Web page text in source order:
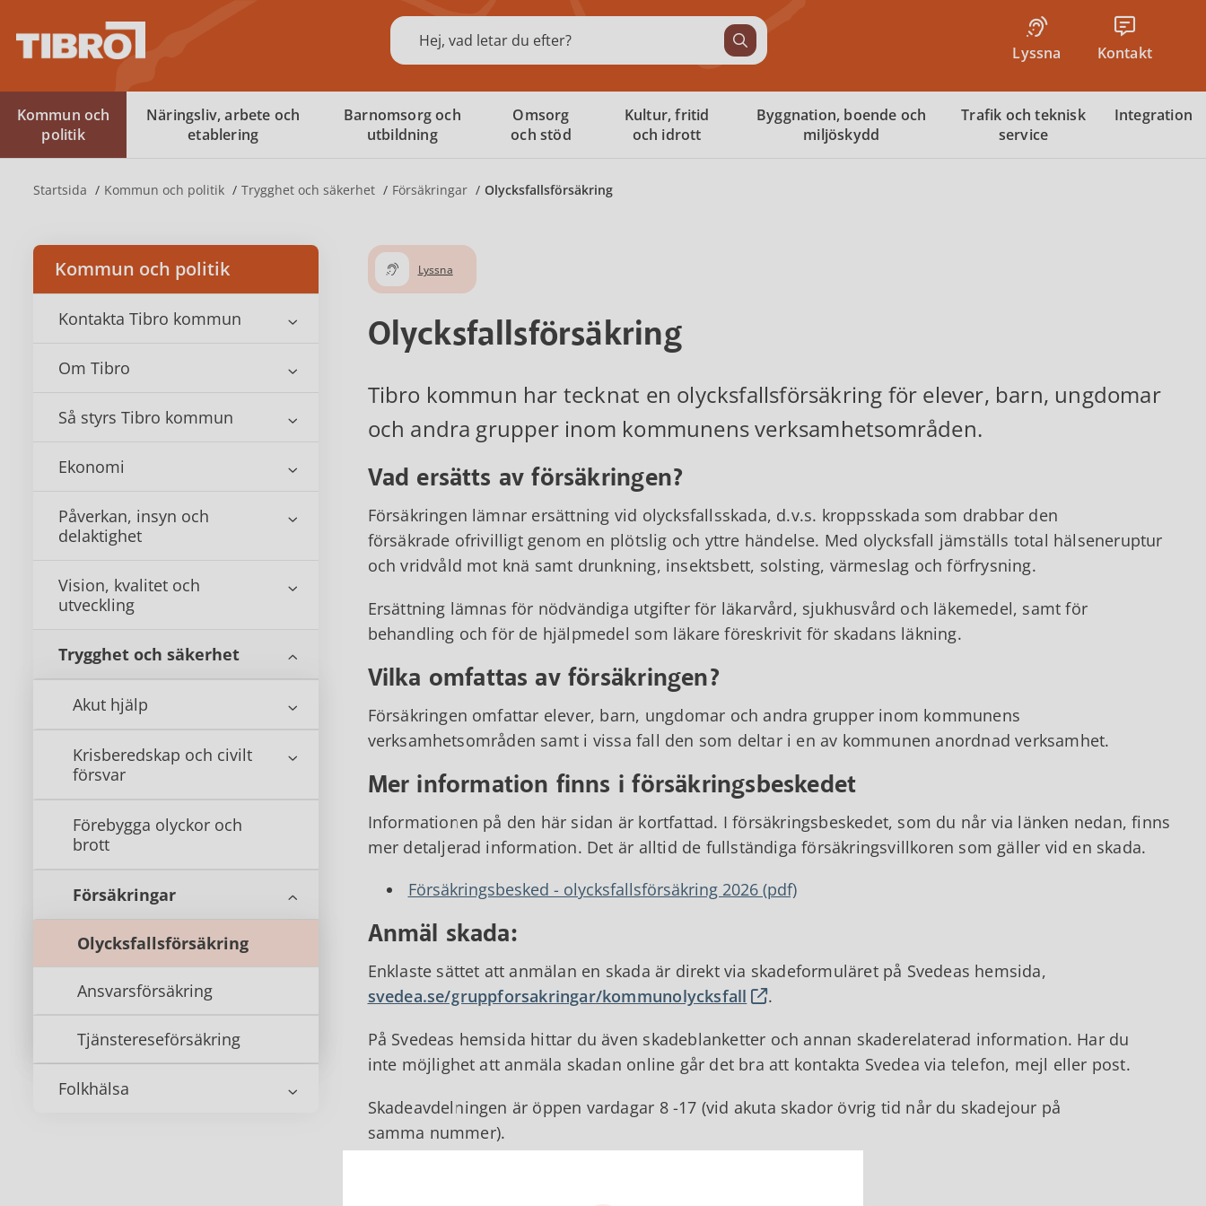
Sök
Lyssna Kontakt
Kommun och
politik
Näringsliv, arbete och
etablering
Barnomsorg och
utbildning
Omsorg
och stöd
Kultur, fritid
och idrott
Byggnation, boende och
miljöskydd
Trafik och teknisk
service
Integration
Startsida Kommun och politik Trygghet och säkerhet Försäkringar Olycksfallsförsäkring
Kommun och politik
Kontakta Tibro kommun
Om Tibro
Så styrs Tibro kommun
Ekonomi
Påverkan, insyn och
delaktighet
Vision, kvalitet och
utveckling
Trygghet och säkerhet
Akut hjälp
Krisberedskap och civilt
försvar
Förebygga olyckor och
brott
Försäkringar
Olycksfallsförsäkring
Ansvarsförsäkring
Tjänstereseförsäkring
Folkhälsa
Lyssna
Olycksfallsförsäkring
Tibro kommun har tecknat en olycksfallsförsäkring för elever, barn, ungdomar
och andra grupper inom kommunens verksamhetsområden.
Vad ersätts av försäkringen?
Försäkringen lämnar ersättning vid olycksfallsskada, d.v.s. kroppsskada som drabbar den
försäkrade ofrivilligt genom en plötslig och yttre händelse. Med olycksfall jämställs total hälseneruptur
och vridvåld mot knä samt drunkning, insektsbett, solsting, värmeslag och förfrysning.
Ersättning lämnas för nödvändiga utgifter för läkarvård, sjukhusvård och läkemedel, samt för
behandling och för de hjälpmedel som läkare föreskrivit för skadans läkning.
Vilka omfattas av försäkringen?
Försäkringen omfattar elever, barn, ungdomar och andra grupper inom kommunens
verksamhetsområden samt i vissa fall den som deltar i en av kommunen anordnad verksamhet.
Mer information finns i försäkringsbeskedet
Informationen på den här sidan är kortfattad. I försäkringsbeskedet, som du når via länken nedan, finns
mer detaljerad information. Det är alltid de fullständiga försäkringsvillkoren som gäller vid en skada.
Försäkringsbesked - olycksfallsförsäkring 2026 (pdf)
Anmäl skada:
Enklaste sättet att anmälan en skada är direkt via skadeformuläret på Svedeas hemsida,
svedea.se/gruppforsakringar/kommunolycksfall
.
På Svedeas hemsida hittar du även skadeblanketter och annan skaderelaterad information. Har du
inte möjlighet att anmäla skadan online går det bra att kontakta Svedea via telefon, mejl eller post.
Skadeavdelningen är öppen vardagar 8 -17 (vid akuta skador övrig tid når du skadejour på
samma nummer).